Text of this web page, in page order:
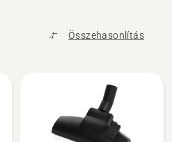
Összehasonlítás